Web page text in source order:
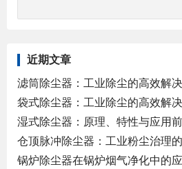
近期文章
滤筒除尘器：工业除尘的高效解
袋式除尘器：工业除尘的高效解
湿式除尘器：原理、特性与应用
仓顶脉冲除尘器：工业粉尘治理
锅炉除尘器在锅炉烟气净化中的